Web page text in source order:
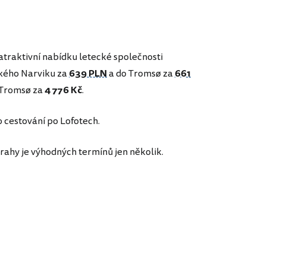
nabídku letecké společnosti
Narviku za639 PLNa do Tromsø za661
za4 776 Kč.
po Lofotech.
je výhodných termínů jen několik.